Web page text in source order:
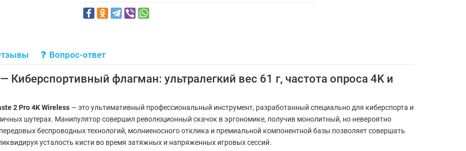
Вопрос-ответ
Киберспортивный флагман: ультралегкий вес 61 г, частота опроса 4K и
2 Pro 4K Wireless — это ультимативный профессиональный инструмент, разработанный специально для киберспорта и
шутерах. Манипулятор совершил революционный скачок в эргономике, получив монолитный, но невероятно
беспроводных технологий, молниеносного отклика и премиальной компонентной базы позволяет совершать
усталость кисти во время затяжных и напряженных игровых сессий.